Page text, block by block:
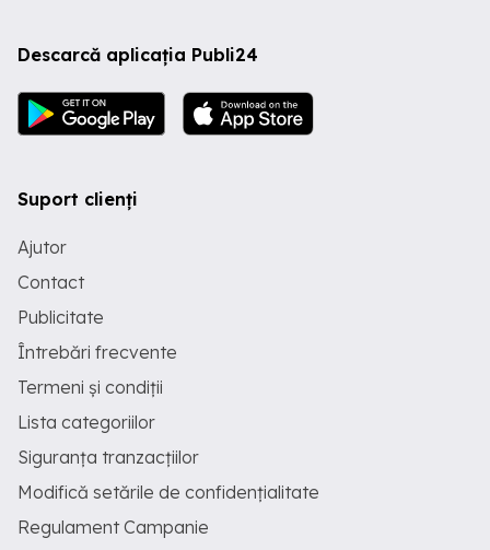
Descarcă aplicația Publi24
Suport clienți
Ajutor
Contact
Publicitate
Întrebări frecvente
Termeni și condiții
Lista categoriilor
Siguranța tranzacțiilor
Modifică setările de confidențialitate
Regulament Campanie